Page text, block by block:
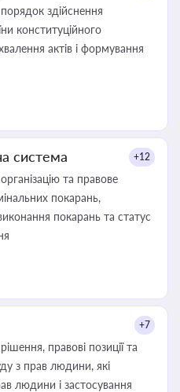
здійснення
конституційного
актів і формування
система +12
та правове
покарань,
покарань та статус
+7
правові позиції та
з прав людини, які
людини і застосування